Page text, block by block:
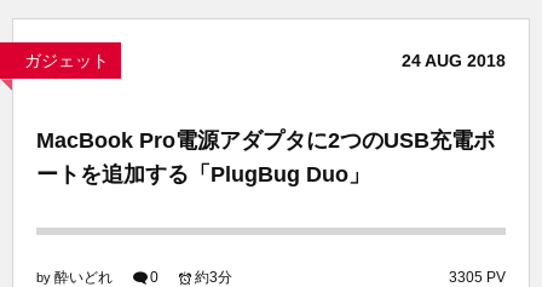
ガジェット 24AUG 2018
MacBook Pro電源アダプタに2つのUSB充電ポ
ートを追加する「PlugBug Duo」
by 酔いどれ 0 3305 PV
約3分